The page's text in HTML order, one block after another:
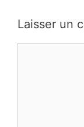
Laisser un